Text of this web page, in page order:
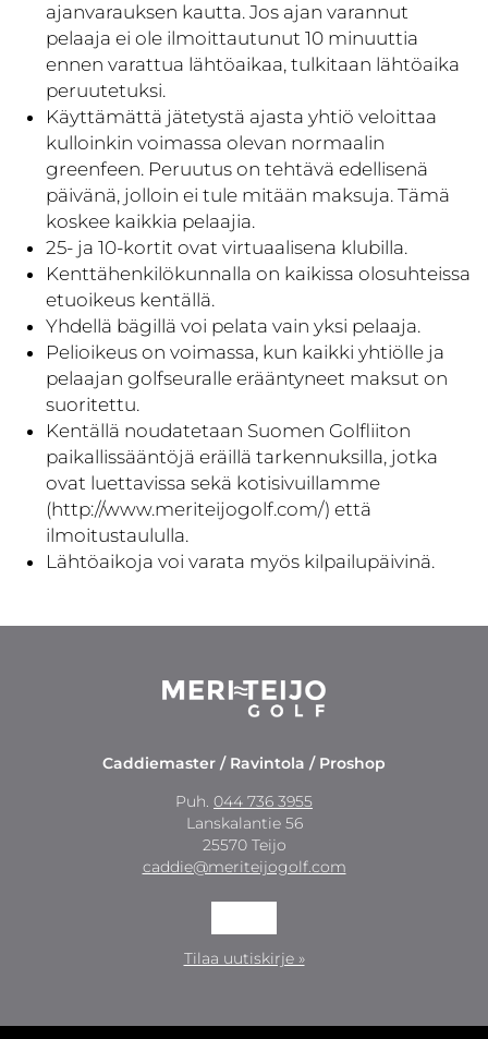
ajanvarauksen kautta. Jos ajan varannut
pelaaja ei ole ilmoittautunut 10 minuuttia
ennen varattua lähtöaikaa, tulkitaan lähtöaika
peruutetuksi.
Käyttämättä jätetystä ajasta yhtiö veloittaa
kulloinkin voimassa olevan normaalin
greenfeen. Peruutus on tehtävä edellisenä
päivänä, jolloin ei tule mitään maksuja. Tämä
koskee kaikkia pelaajia.
25- ja 10-kortit ovat virtuaalisena klubilla.
Kenttähenkilökunnalla on kaikissa olosuhteissa
etuoikeus kentällä.
Yhdellä bägillä voi pelata vain yksi pelaaja.
Pelioikeus on voimassa, kun kaikki yhtiölle ja
pelaajan golfseuralle erääntyneet maksut on
suoritettu.
Kentällä noudatetaan Suomen Golfliiton
paikallissääntöjä eräillä tarkennuksilla, jotka
ovat luettavissa sekä kotisivuillamme
(http://www.meriteijogolf.com/) että
ilmoitustaululla.
Lähtöaikoja voi varata myös kilpailupäivinä.
Caddiemaster / Ravintola / Proshop
Puh. 044 736 3955
Lanskalantie 56
25570 Teijo
caddie@meriteijogolf.com
Tilaa uutiskirje »